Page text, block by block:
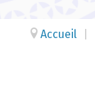
Accueil